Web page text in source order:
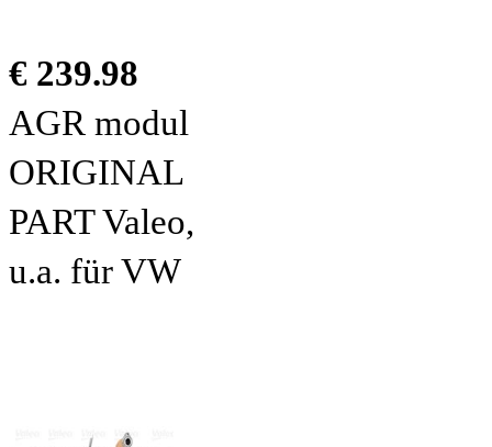
€ 239.98
AGR modul
ORIGINAL
PART Valeo,
u.a. für VW